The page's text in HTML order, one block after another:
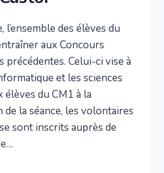
l’ensemble des élèves du
aux Concours
précédentes. Celui-ci vise à
et les sciences
du CM1 à la
de la séance, les volontaires
sont inscrits auprès de